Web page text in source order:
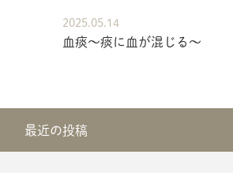
2025.05.14
血痰～痰に血が混じる～
最近の投稿